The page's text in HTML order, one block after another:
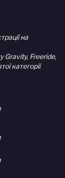
на
Gravity, Freeride,
категорії